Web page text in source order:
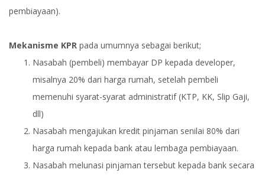
pembiayaan).
Mekanisme KPR pada umumnya sebagai berikut;
Nasabah (pembeli) membayar DP kepada developer,
misalnya 20% dari harga rumah, setelah pembeli
memenuhi syarat-syarat administratif (KTP, KK, Slip Gaji,
dll)
Nasabah mengajukan kredit pinjaman senilai 80% dari
harga rumah kepada bank atau lembaga pembiayaan.
Nasabah melunasi pinjaman tersebut kepada bank secara